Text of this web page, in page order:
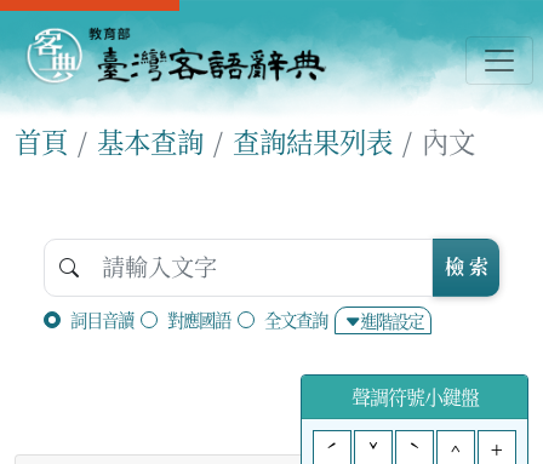
首頁 基本查詢 查詢結果列表 內文
詞目音讀 對應國語 全文查詢 進階設定
檢 索
聲調符號小鍵盤
ˊ
ˇ ˋ ^ +